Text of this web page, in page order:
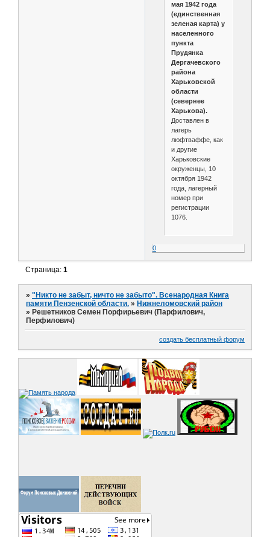
мая 1942 года
(единственная
зеленая карта) у
населенного
пункта
Прудянка
Дергачевского
района
Харьковской
области
(севернее
Харькова).
Доставлен в
лагерь
люфтваффе, как
и другие
Харьковские
окруженцы, 10
октября 1942
года, лагерный
номер при
регистрации
1076.
0
Страница:1
»"Никто не забыт, ничто не забыто". Всенародная Книга
памяти Пензенской области. » Нижнеломовский район
» Решетников Семен Порфирьевич (Парфилович,
Перфилович)
создать бесплатный форум